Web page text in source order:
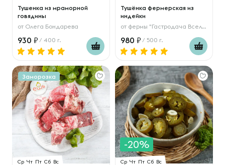
Тушенка из мраморной
говядины
от Олега Бондарева
930 / 400 г.
Тушёнка фермерская из
индейки
от фермы "Гастродача Вселуг"
980 / 500 г.
Заморозка
Ср Чт Пт Сб Вс
-20%
Ср Чт Пт Сб Вс